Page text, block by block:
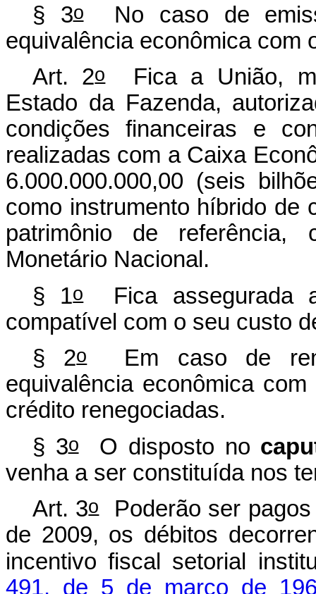
§ 3oNo caso de
equivalência econômica com
Art. 2oFica a União,
Estado da Fazenda,
condições financeiras e
realizadas com a Caixa
6.000.000.000,00 (seis
como instrumento híbrido de
patrimônio de referência,
Monetário Nacional.
§ 1oFica assegurada
compatível com o seu custo
§ 2oEm caso de
equivalência econômica
crédito renegociadas.
§ 3oO disposto no
venha a ser constituída nos
Art. 3oPoderão ser pagos
de 2009, os débitos
incentivo fiscal setorial
491, de 5 de março de